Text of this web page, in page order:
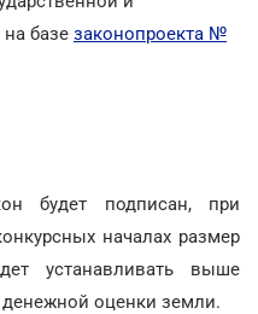
базе законопроекта №
будет подписан, при
началах размер
устанавливать выше
оценки земли.